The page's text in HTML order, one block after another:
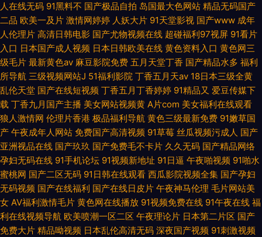
人在线无码 91黑料不 国产极品自拍 岛国最大色网站 精品无码国产
二品 欧美一及片 激情网婷婷 人妖大片 91天堂影视 国产www 成年
人伦理片 高清日韩电影 国产尤物视频在线 超碰福利97视屏 91看片
入口 日本国产成人视频 日本日韩欧美在线 黄色资料入口 黄色网三
级毛片 最新黄色av 麻豆影院免费 五月天堂丁香 国产精品水多 福利
所导航 三级视频网站J 51福利影院 丁香五月天av 18日本三级全黄
乱伦天堂 国产在线短视频 丁香五月丁香婷婷 91精品又 爱豆传媒下
载 丁香九月国产主播 美女网站视频黄 A片com 美女福利在线观看
狼人激情网 伦理片香港 极品福利导航 黄色三级最新免费 91嫩草国
产 午夜成年人网站 免费国产高清视频 91草莓 丝瓜视频污成人 国产
亚洲视品在线 国产玖玖 国产免费毛不卡片 久久无码 国产精品网络
孕妇无码在线 91手机论坛 91视频新地址 91日逼 午夜啪视频 91啪水
蜜桃网 国产二区无码 91日韩在线观看 西瓜影院视频全集 国产孕妇
无码视频 国产在线福利 国产在线日皮片 午夜神马伦理 毛片网站美
女 AV福利激情毛片 黄色网在线播放 91视频免费在线 91午夜在线 福
利在线视频导航 欧美喷潮一区二区 午夜理论片 日本第二片区 国产
免费大片 精品呦视频 日本乱伦高清无码 深夜国产视频 91刺激视频